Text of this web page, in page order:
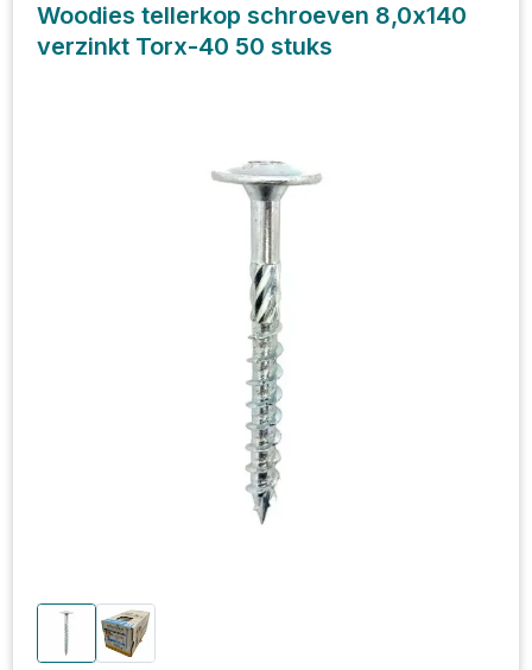
Woodies tellerkop schroeven 8,0x140
verzinkt Torx-40 50 stuks